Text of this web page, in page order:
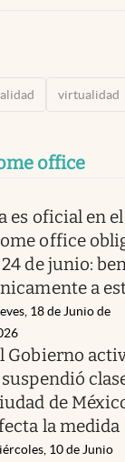
virtualidad
office
es oficial en
office
de junio:
a
18 de Junio de
Gobierno
de
la medida
10 de Junio